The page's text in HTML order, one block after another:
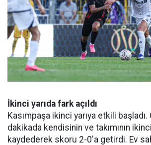
İkinci yarıda fark açıldı
Kasımpaşa ikinci yarıya etkili başladı.
dakikada kendisinin ve takımının
kaydederek skoru 2-0'a getirdi. Ev